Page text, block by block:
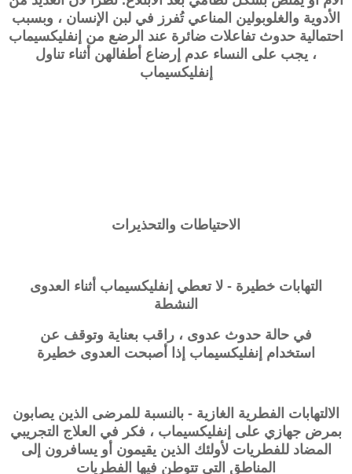
الأدوية والغلوبولين المناعي تُفرز في لبن الإنسان ، وبسبب
احتمالية حدوث تفاعلات ضائرة عند الرضع من إنفليكسيماب
، يجب على النساء عدم إرضاع أطفالهن أثناء تناول
إنفليكسيماب
الاحتياطات والتحذيرات
التهابات خطيرة - لا تعطي إنفليكسيماب أثناء العدوى
النشطة
في حالة حدوث عدوى ، راقب بعناية وتوقف عن
استخدام إنفليكسيماب إذا أصبحت العدوى خطيرة
الالتهابات الفطرية الغازية - بالنسبة للمرضى الذين يصابون
بمرض جهازي على إنفليكسيماب ، فكر في العلاج التجريبي
المضاد للفطريات لأولئك الذين يقيمون أو يسافرون إلى
المناطق التي تتوطن فيها الفطريات